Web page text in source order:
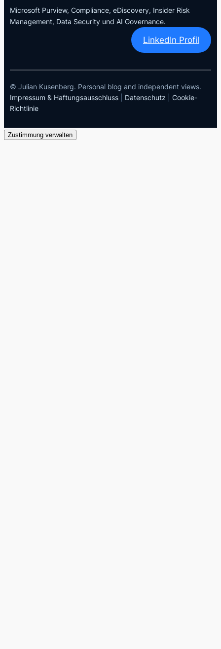
Microsoft Purview, Compliance, eDiscovery, Insider Risk
Management, Data Security und AI Governance.
LinkedIn Profil
© Julian Kusenberg. Personal blog and independent views.
Impressum & Haftungsausschluss
Datenschutz
Cookie-
Richtlinie
Zustimmung verwalten